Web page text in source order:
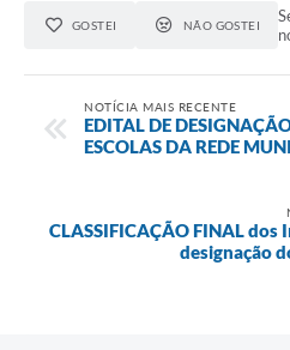
GOSTEI NÃO GOSTEI
NOTÍCIA MAIS RECENTE
EDITAL DE
ESCOLAS DA REDE
CLASSIFICAÇÃO FINAL dos
designação